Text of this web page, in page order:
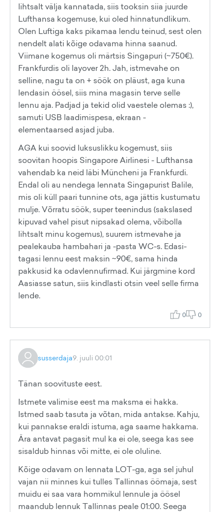
lihtsalt välja kannatada, siis tooksin siia juurde
Lufthansa kogemuse, kui oled hinnatundlikum.
Olen Luftiga kaks pikamaa lendu teinud, sest olen
nendelt alati kõige odavama hinna saanud.
Viimane kogemus oli märtsis Singapuri (~750€).
Frankfurdis oli layover 2h. Jah, istmevahe on
selline, nagu ta on + söök on pläust, aga kuna
lendasin öösel, siis mina magasin terve selle
lennu aja. Padjad ja tekid olid vaestele olemas :),
samuti USB laadimispesa, ekraan -
elementaarsed asjad juba.
AGA kui soovid luksuslikku kogemust, siis
soovitan hoopis Singapore Airlinesi - Lufthansa
vahendab ka neid läbi Müncheni ja Frankfurdi.
Endal oli au nendega lennata Singapurist Balile,
mis oli küll paari tunnine ots, aga jättis kustumatu
mulje. Võrratu söök, super teenindus (sakslased
kipuvad vahel pisut nipsakad olema, võibolla
lihtsalt minu kogemus), suurem istmevahe ja
pealekauba hambahari ja -pasta WC-s. Edasi-
tagasi lennu eest maksin ~90€, sama hinda
pakkusid ka odavlennufirmad. Kui järgmine kord
Aasiasse satun, siis kindlasti otsin veel selle firma
lende.
0 0
susserdaja9. juuli 00:01
Tänan soovituste eest.
Istmete valimise eest ma maksma ei hakka.
Istmed saab tasuta ja võtan, mida antakse. Kahju,
kui pannakse eraldi istuma, aga saame hakkama.
Ära antavat pagasit mul ka ei ole, seega kas see
sisaldub hinnas või mitte, ei ole oluline.
Kõige odavam on lennata LOT-ga, aga sel juhul
vajan nii minnes kui tulles Tallinnas öömaja, sest
muidu ei saa vara hommikul lennule ja öösel
maandub lennuk Tallinnas peale 01:00. Seega